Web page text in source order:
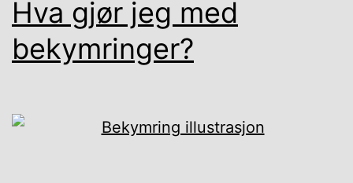
Hva gjør jeg med
bekymringer?